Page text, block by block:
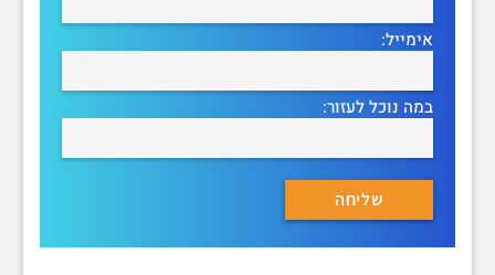
אימייל:
במה נוכל לעזור: